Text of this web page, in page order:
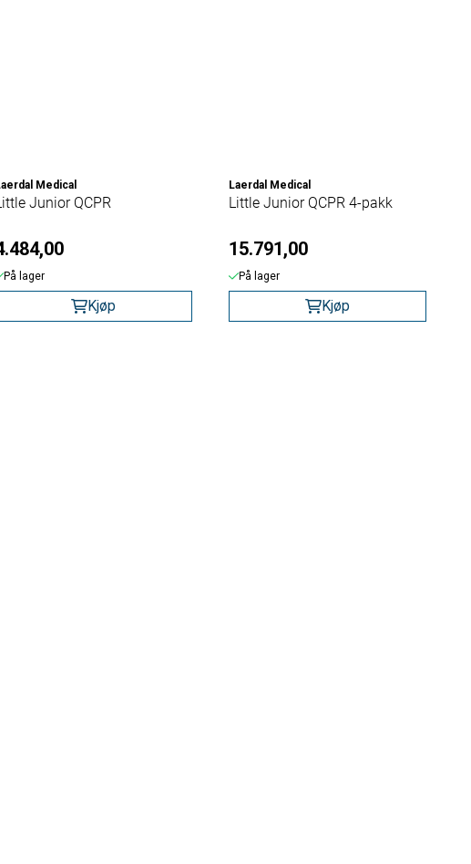
Medical
Junior QCPR
På lager
Kjøp
Laerdal Medical
Little Junior QCPR 4-pakk
15.791,00
På lager
Kjøp